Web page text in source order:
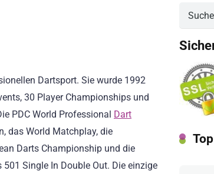
Dartsport. Sie wurde 1992
30 Player Championships und
PDC World Professional Dart
das World Matchplay, die
Darts Championship und die
Single In Double Out. Die einzige